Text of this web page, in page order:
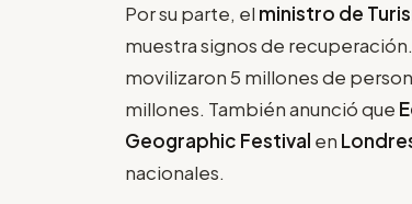
Por su parte, el ministro de
muestra signos de
movilizaron 5 millones de
millones. También anunció que
Geographic Festival en
nacionales.